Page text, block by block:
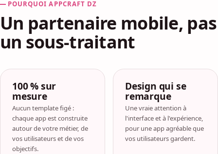
POURQUOI APPCRAFT DZ
Un partenaire mobile, pas
un sous-traitant
100 % sur
mesure
Aucun template figé :
chaque app est construite
autour de votre métier, de
vos utilisateurs et de vos
objectifs.
Design qui se
remarque
Une vraie attention à
l'interface et à l'expérience,
pour une app agréable que
vos utilisateurs gardent.